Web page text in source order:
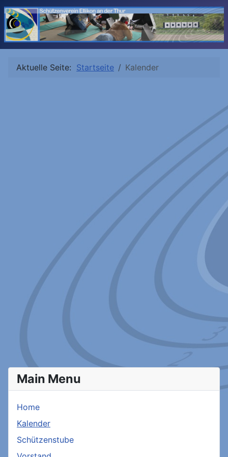
Aktuelle Seite: Startseite Kalender
Main Menu
Home
Kalender
Schützenstube